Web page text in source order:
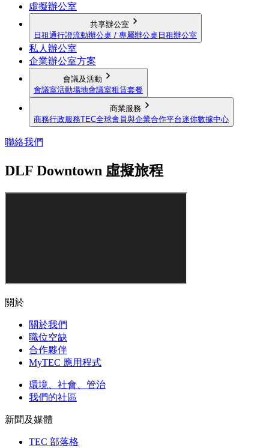
虛擬辦公室
共享辦公室
日租通行證流動辦公桌 / 專屬辦公桌 日租辦公室
私人辦公室
企業辦公室方案
會議及活動
會議室活動場地會議室租賃套餐
商業服務
商務行政服務TEC全球會員與企業合作平台迷你數據中心
聯絡我們
DLF Downtown 虛擬旅程
關於
關於我們
職位空缺
合作夥伴
MyTEC 應用程式
環境、社會、管治
我們的社區
新聞及媒體
TEC 部落格